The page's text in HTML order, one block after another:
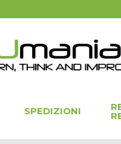
SPEDIZIONI